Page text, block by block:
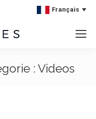
Français
: Videos